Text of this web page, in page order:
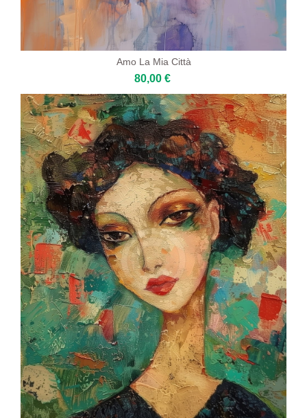
Amo La Mia Città
80,00 €